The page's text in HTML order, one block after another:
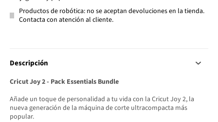
Productos de robótica: no se aceptan devoluciones en la tienda.
Contacta con atención al cliente.
Descripción
Cricut Joy 2 - Pack Essentials Bundle
Añade un toque de personalidad a tu vida con la Cricut Joy 2, la
nueva generación de la máquina de corte ultracompacta más
popular.